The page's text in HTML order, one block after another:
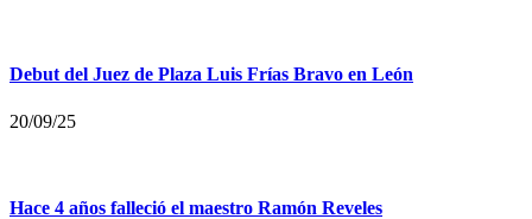
Debut del Juez de Plaza Luis Frías Bravo en León
20/09/25
Hace 4 años falleció el maestro Ramón Reveles